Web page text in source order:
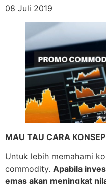
08 Juli 2019
MAU TAU CARA
Untuk lebih memahami
commodity. Apabila
emas akan meningkat